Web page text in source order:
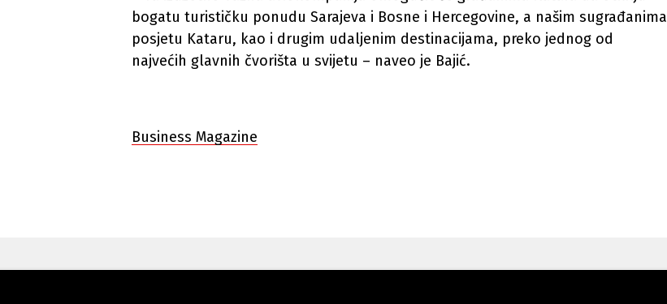
bogatu turističku ponudu Sarajeva i Bosne i Hercegovine, a našim sugrađanima
posjetu Kataru, kao i drugim udaljenim destinacijama, preko jednog od
najvećih glavnih čvorišta u svijetu – naveo je Bajić.
Business Magazine